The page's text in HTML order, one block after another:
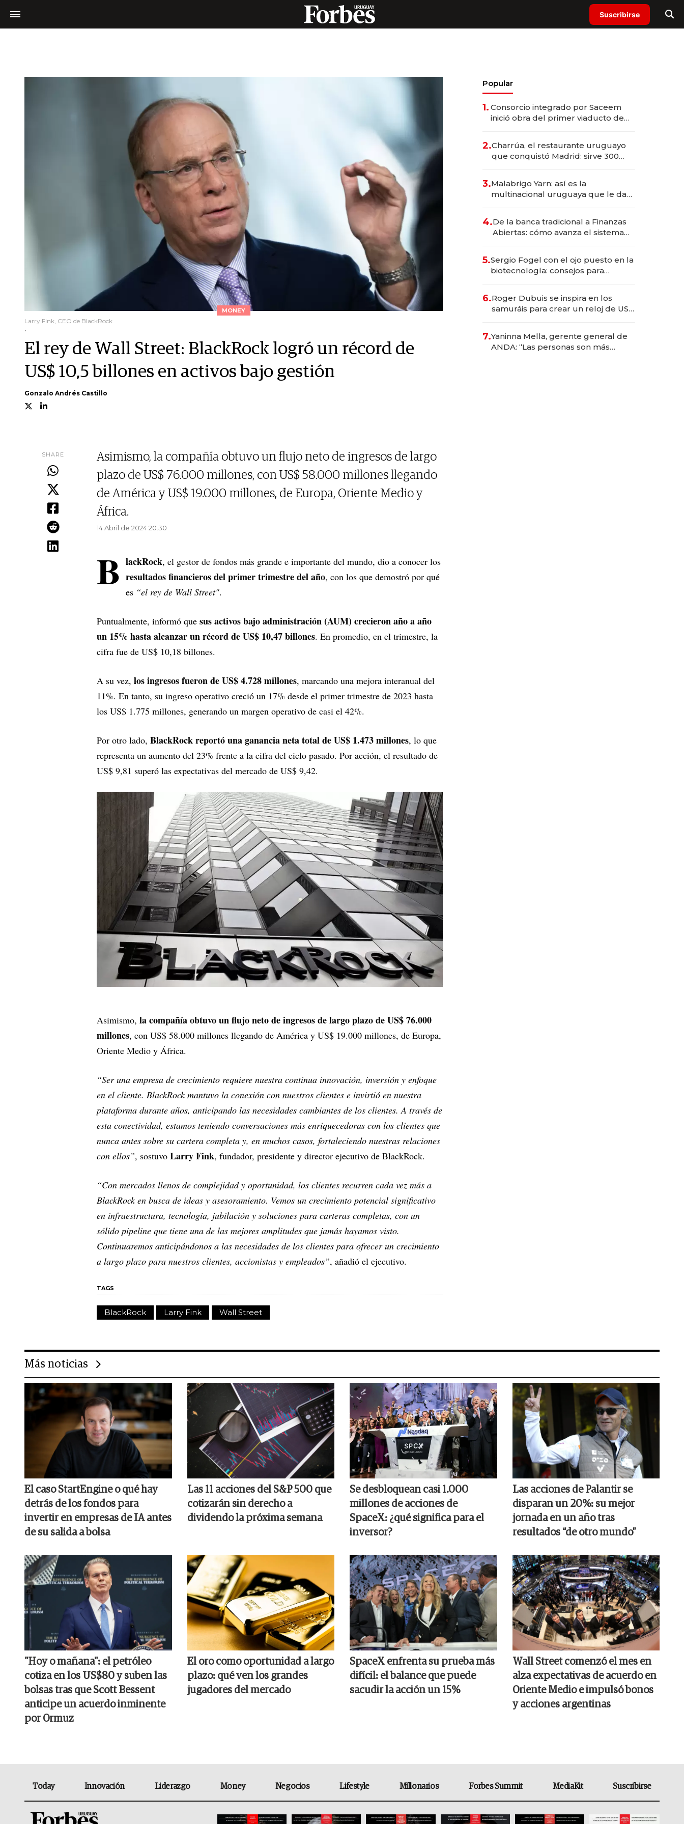
Suscribirse
MONEY
Larry Fink, CEO de BlackRock
.
El rey de Wall Street: BlackRock logró un récord de
US$ 10,5 billones en activos bajo gestión
Gonzalo Andrés Castillo
SHARE
Asimismo, la compañía obtuvo un flujo neto de ingresos de largo
plazo de US$ 76.000 millones, con US$ 58.000 millones llegando
de América y US$ 19.000 millones, de Europa, Oriente Medio y
África.
14 Abril de 2024 20.30
B lackRock, el gestor de fondos más grande e importante del mundo, dio a conocer los
resultados financieros del primer trimestre del año, con los que demostró por qué
es “el rey de Wall Street".
Puntualmente, informó que sus activos bajo administración (AUM) crecieron año a año
un 15% hasta alcanzar un récord de US$ 10,47 billones. En promedio, en el trimestre, la
cifra fue de US$ 10,18 billones.
A su vez, los ingresos fueron de US$ 4.728 millones, marcando una mejora interanual del
11%. En tanto, su ingreso operativo creció un 17% desde el primer trimestre de 2023 hasta
los US$ 1.775 millones, generando un margen operativo de casi el 42%.
Por otro lado, BlackRock reportó una ganancia neta total de US$ 1.473 millones, lo que
representa un aumento del 23% frente a la cifra del ciclo pasado. Por acción, el resultado de
US$ 9,81 superó las expectativas del mercado de US$ 9,42.
Asimismo, la compañía obtuvo un flujo neto de ingresos de largo plazo de US$ 76.000
millones, con US$ 58.000 millones llegando de América y US$ 19.000 millones, de Europa,
Oriente Medio y África.
“Ser una empresa de crecimiento requiere nuestra continua innovación, inversión y enfoque
en el cliente. BlackRock mantuvo la conexión con nuestros clientes e invirtió en nuestra
plataforma durante años, anticipando las necesidades cambiantes de los clientes. A través de
esta conectividad, estamos teniendo conversaciones más enriquecedoras con los clientes que
nunca antes sobre su cartera completa y, en muchos casos, fortaleciendo nuestras relaciones
con ellos”, sostuvo Larry Fink, fundador, presidente y director ejecutivo de BlackRock.
“Con mercados llenos de complejidad y oportunidad, los clientes recurren cada vez más a
BlackRock en busca de ideas y asesoramiento. Vemos un crecimiento potencial significativo
en infraestructura, tecnología, jubilación y soluciones para carteras completas, con un
sólido pipeline que tiene una de las mejores amplitudes que jamás hayamos visto.
Continuaremos anticipándonos a las necesidades de los clientes para ofrecer un crecimiento
a largo plazo para nuestros clientes, accionistas y empleados”, añadió el ejecutivo.
TAGS
BlackRock Larry Fink Wall Street
Popular
1. Consorcio integrado por Saceem
inició obra del primer viaducto de
millones
2.Charrúa, el restaurante uruguayo
que conquistó Madrid: sirve 300
prepara apertura
3.Malabrigo Yarn: así es la
multinacional uruguaya que le da
4.De la banca tradicional a Finanzas
Abiertas: cómo avanza el sistema
5.Sergio Fogel con el ojo puesto en la
biotecnología: consejos para
6.Roger Dubuis se inspira en los
samuráis para crear un reloj de US$
7.Yaninna Mella, gerente general de
ANDA: “Las personas son más
Más noticias
El caso StartEngine o qué hay
detrás de los fondos para
invertir en empresas de IA antes
de su salida a bolsa
Las 11 acciones del S&P 500 que
cotizarán sin derecho a
dividendo la próxima semana
Se desbloquean casi 1.000
millones de acciones de
SpaceX: ¿qué significa para el
inversor?
Las acciones de Palantir se
disparan un 20%: su mejor
jornada en un año tras
resultados “de otro mundo”
"Hoy o mañana": el petróleo
cotiza en los US$80 y suben las
bolsas tras que Scott Bessent
anticipe un acuerdo inminente
por Ormuz
El oro como oportunidad a largo
plazo: qué ven los grandes
jugadores del mercado
SpaceX enfrenta su prueba más
difícil: el balance que puede
sacudir la acción un 15%
Wall Street comenzó el mes en
alza expectativas de acuerdo en
Oriente Medio e impulsó bonos
y acciones argentinas
Today Innovación Liderazgo Money Negocios Lifestyle Millonarios Forbes Summit MediaKit Suscribirse